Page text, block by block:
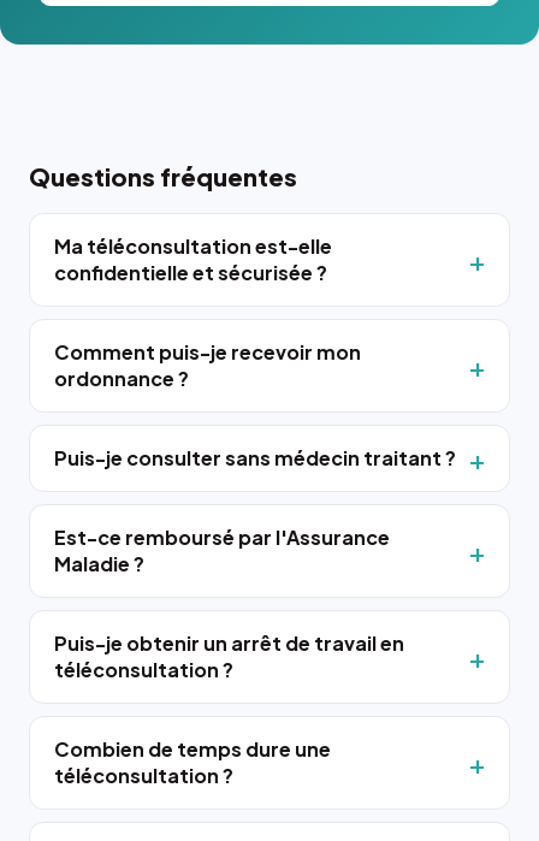
Questions fréquentes
Ma téléconsultation est-elle
confidentielle et sécurisée ?
Comment puis-je recevoir mon
ordonnance ?
Puis-je consulter sans médecin traitant ?
Est-ce remboursé par l'Assurance
Maladie ?
Puis-je obtenir un arrêt de travail en
téléconsultation ?
Combien de temps dure une
téléconsultation ?